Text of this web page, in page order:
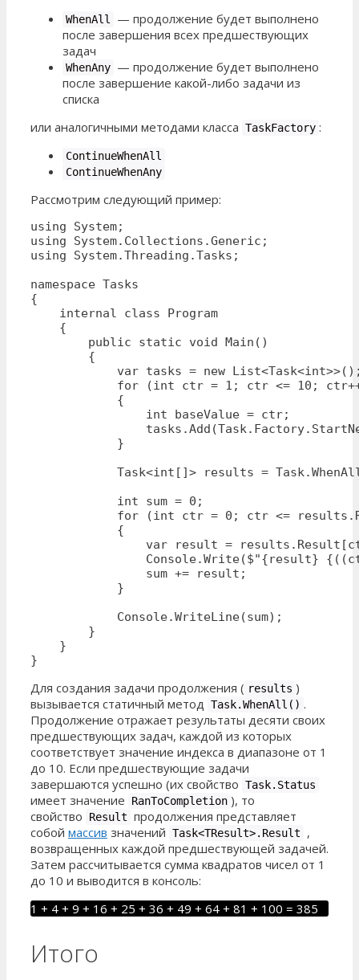
WhenAll
— продолжение будет выполнено
после завершения всех предшествующих
задач
WhenAny — продолжение будет выполнено
после завершение какой-либо задачи из
списка
или аналогичными методами класса TaskFactory :
ContinueWhenAll
ContinueWhenAny
Рассмотрим следующий пример:
using System;
using System.Collections.Generic;
using System.Threading.Tasks;
namespace Tasks
{
    internal class Program
    {
        public static void Main()
        {
var tasks = new
for (int ctr = 1; ctr <= 10;
            {
                int baseValue = ctr;
            }
Task<int[]> results =
            int sum = 0;
for (int ctr = 0; ctr <=
            {
var result =
Console.Write($"{result}
                sum += result;
            }
            Console.WriteLine(sum);
        }
    }
}
Для создания задачи продолжения ( results )
вызывается статичный метод
Task.WhenAll() .
Продолжение отражает результаты десяти своих
предшествующих задач, каждой из которых
соответствует значение индекса в диапазоне от 1
до 10. Если предшествующие задачи
завершаются успешно (их свойство Task.Status
имеет значение RanToCompletion ), то
свойство
Result продолжения представляет
собой массив значений Task<TResult>.Result
,
возвращенных каждой предшествующей задачей.
Затем рассчитывается сумма квадратов чисел от 1
до 10 и выводится в консоль:
1 + 4 + 9 + 16 + 25 + 36 + 49 + 64 + 81 + 100 = 385
Итого